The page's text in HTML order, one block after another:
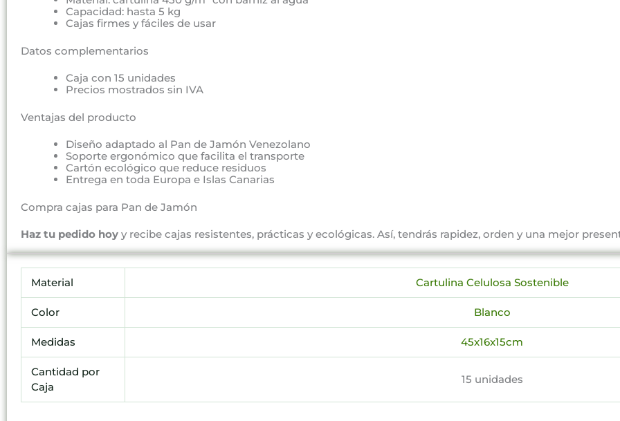
Capacidad: hasta 5 kg
Cajas firmes y fáciles de usar
Datos complementarios
Caja con 15 unidades
Precios mostrados sin IVA
Ventajas del producto
Diseño adaptado al Pan de Jamón Venezolano
Soporte ergonómico que facilita el transporte
Cartón ecológico que reduce residuos
Entrega en toda Europa e Islas Canarias
Compra cajas para Pan de Jamón
Haz tu pedido hoy y recibe cajas resistentes, prácticas y ecológicas. Así, tendrás rapidez, orden y una mejor
Material Cartulina Celulosa Sostenible
Color Blanco
Medidas 45x16x15cm
Cantidad por
Caja
15 unidades